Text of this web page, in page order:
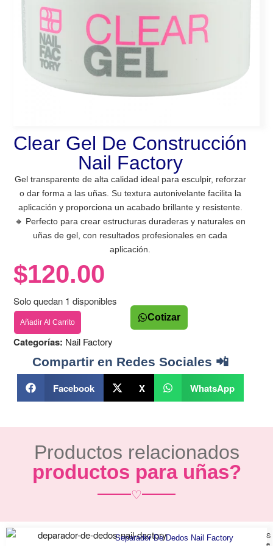
Clear Gel De Construcción
Nail Factory
Gel transparente de alta calidad ideal para esculpir, reforzar
o dar forma a las uñas. Su textura autonivelante facilita la
aplicación y proporciona un acabado brillante y resistente.
🔸 Perfecto para crear estructuras duraderas y naturales en
uñas de gel, con resultados profesionales en cada
aplicación.
$120.00
Solo quedan 1 disponibles
Añadir Al Carrito Cotizar
Categorías: Nail Factory
Compartir en Redes Sociales 📲
Facebook X WhatsApp
Productos relacionados
productos para uñas?
♡
Separador De Dedos Nail Factory
S
e